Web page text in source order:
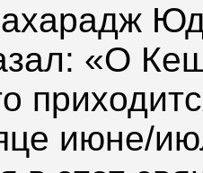
«О
июне/